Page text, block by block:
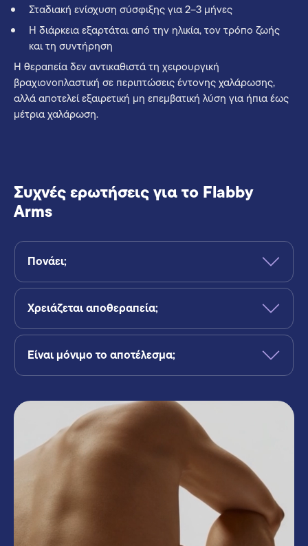
Σταδιακή ενίσχυση σύσφιξης για 2–3 μήνες
Η διάρκεια εξαρτάται από την ηλικία, τον τρόπο ζωής
και τη συντήρηση
Η θεραπεία δεν αντικαθιστά τη χειρουργική
βραχιονοπλαστική σε περιπτώσεις έντονης χαλάρωσης,
αλλά αποτελεί εξαιρετική μη επεμβατική λύση για ήπια έως
μέτρια χαλάρωση.
Συχνές ερωτήσεις για το Flabby
Arms
Πονάει;
Χρειάζεται αποθεραπεία;
Είναι μόνιμο το αποτέλεσμα;